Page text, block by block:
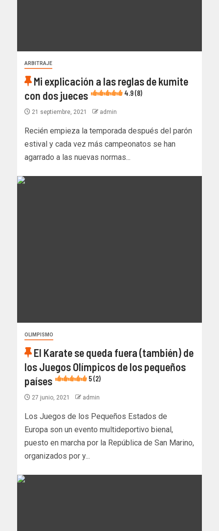
ARBITRAJE
Mi explicación a las reglas de kumite
con dos jueces
4.9 (8)
21 septiembre, 2021 admin
Recién empieza la temporada después del parón
estival y cada vez más campeonatos se han
agarrado a las nuevas normas...
OLIMPISMO
El Karate se queda fuera (también) de
los Juegos Olímpicos de los pequeños
países
5 (2)
27 junio, 2021 admin
Los Juegos de los Pequeños Estados de
Europa son un evento multideportivo bienal,
puesto en marcha por la República de San Marino,
organizados por y...